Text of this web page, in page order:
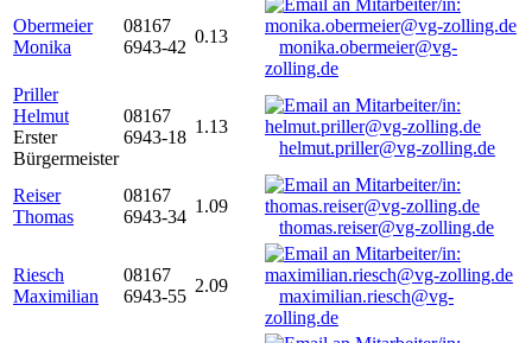
Obermeier
Monika
08167
6943-42
0.13
monika.obermeier@vg-
zolling.de
Priller
Helmut
Erster
Bürgermeister
08167
6943-18
1.13
helmut.priller@vg-zolling.de
Reiser
Thomas
08167
6943-34
1.09
thomas.reiser@vg-zolling.de
Riesch
Maximilian
08167
6943-55
2.09
maximilian.riesch@vg-
zolling.de